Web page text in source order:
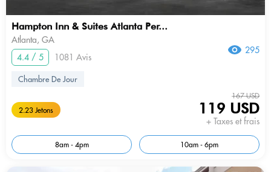
Hampton Inn & Suites Atlanta Per...
Atlanta, GA
4.4 / 5
1081 Avis
295
Chambre De Jour
2.23 Jetons
167 USD
119 USD
+ Taxes et frais
8am - 4pm 10am - 6pm